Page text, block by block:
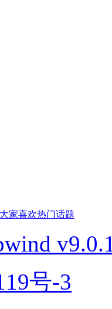
大家喜欢热门话题
号-3